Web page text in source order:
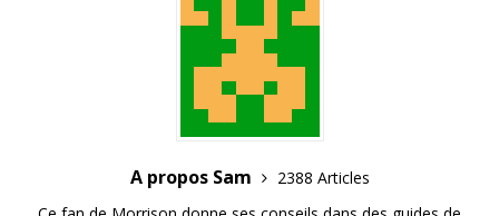
A propos Sam
2388 Articles